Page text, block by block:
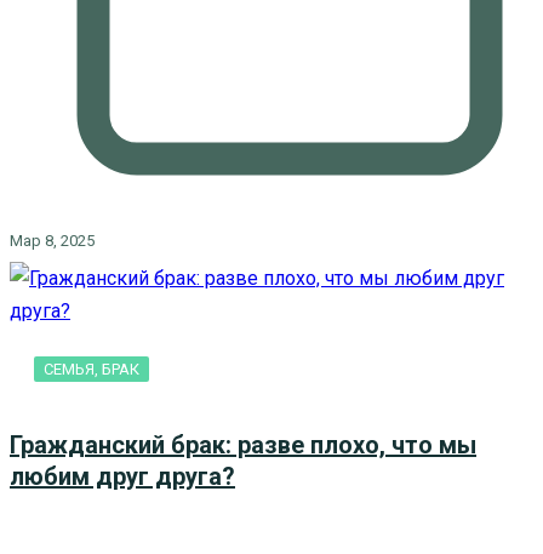
Мар 8, 2025
СЕМЬЯ, БРАК
Гражданский брак: разве плохо, что мы
любим друг друга?